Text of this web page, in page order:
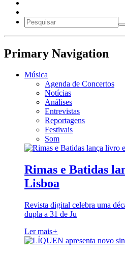
Primary Navigation
Música
Agenda de Concertos
Notícias
Análises
Entrevistas
Reportagens
Festivais
Som
Rimas e Batidas
Lisboa
Revista digital celebra uma
dupla a 31 de Ju
Ler mais+